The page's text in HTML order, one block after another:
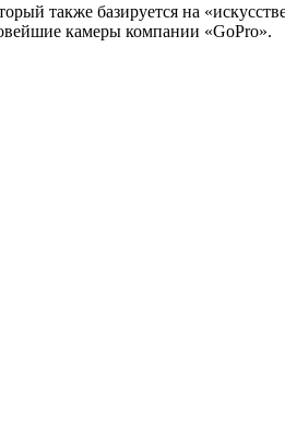
также базируется на
камеры компании «GoPro».